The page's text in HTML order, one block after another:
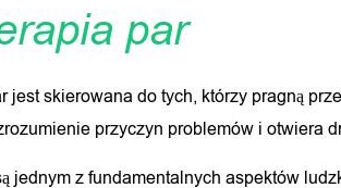
par
jest skierowana do tych, którzy pragną
przyczyn problemów i otwiera
jednym z fundamentalnych aspektów